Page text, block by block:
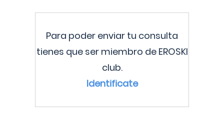
Para poder enviar tu consulta
tienes que ser miembro de EROSKI
club.
Identificate